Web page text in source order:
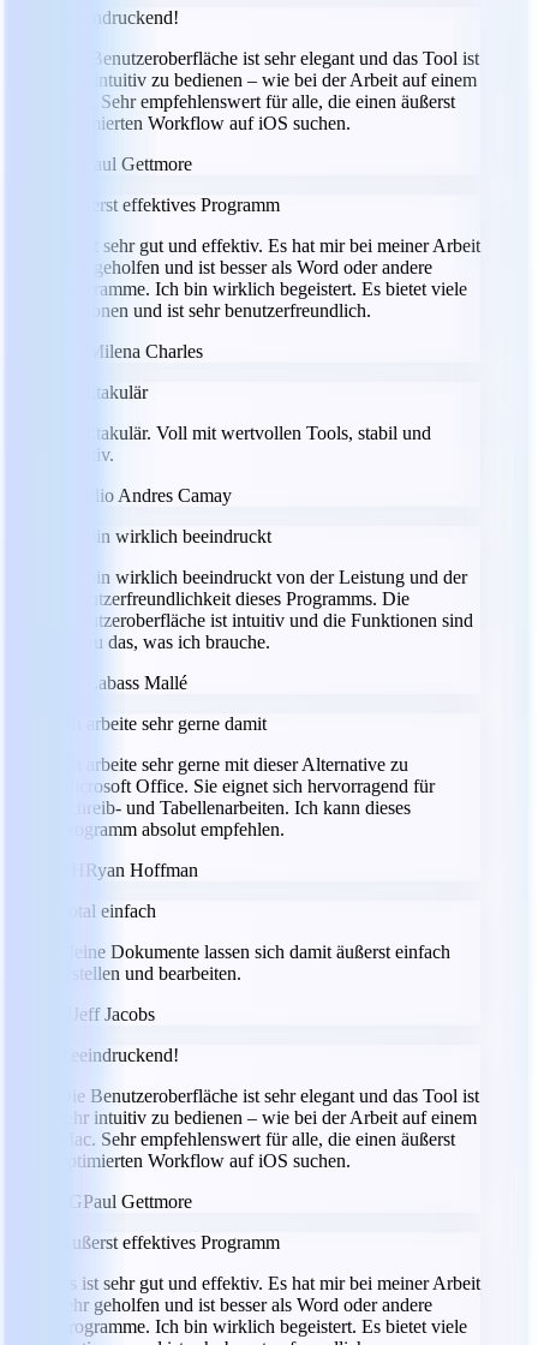
Beeindruckend!
Die Benutzeroberfläche ist sehr elegant und das Tool ist
sehr intuitiv zu bedienen – wie bei der Arbeit auf einem
Mac. Sehr empfehlenswert für alle, die einen äußerst
optimierten Workflow auf iOS suchen.
Paul Gettmore
Äußerst effektives Programm
Es ist sehr gut und effektiv. Es hat mir bei meiner Arbeit
sehr geholfen und ist besser als Word oder andere
Programme. Ich bin wirklich begeistert. Es bietet viele
Optionen und ist sehr benutzerfreundlich.
Milena Charles
Spektakulär
Spektakulär. Voll mit wertvollen Tools, stabil und
intuitiv.
Julio Andres Camay
Ich bin wirklich beeindruckt
Ich bin wirklich beeindruckt von der Leistung und der
Benutzerfreundlichkeit dieses Programms. Die
Benutzeroberfläche ist intuitiv und die Funktionen sind
genau das, was ich brauche.
Labass Mallé
Ich arbeite sehr gerne damit
Ich arbeite sehr gerne mit dieser Alternative zu
Microsoft Office. Sie eignet sich hervorragend für
Schreib- und Tabellenarbeiten. Ich kann dieses
Programm absolut empfehlen.
Ryan Hoffman
Total einfach
Meine Dokumente lassen sich damit äußerst einfach
erstellen und bearbeiten.
Jeff Jacobs
Beeindruckend!
Die Benutzeroberfläche ist sehr elegant und das Tool ist
sehr intuitiv zu bedienen – wie bei der Arbeit auf einem
Mac. Sehr empfehlenswert für alle, die einen äußerst
optimierten Workflow auf iOS suchen.
PGPaul Gettmore
Äußerst effektives Programm
Es ist sehr gut und effektiv. Es hat mir bei meiner Arbeit
sehr geholfen und ist besser als Word oder andere
Programme. Ich bin wirklich begeistert. Es bietet viele